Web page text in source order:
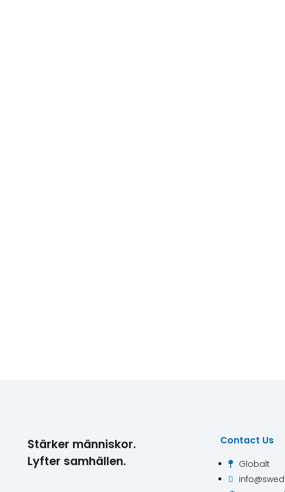
Stärker människor.
Lyfter samhällen.
Contact Us
 Globalt
